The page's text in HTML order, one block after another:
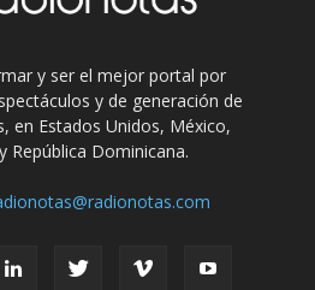
y ser el mejor portal por
y de generación de
en Estados Unidos, México,
República Dominicana.